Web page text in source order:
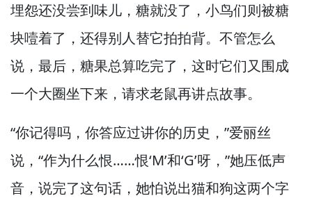
埋怨还没尝到味儿， 糖就没了， 小鸟们则被糖
块噎着了， 还得别人替它拍拍背。 不管怎么
说， 最后， 糖果总算吃完了， 这时它们又围成
一个大圈坐下来， 请求老鼠再讲点故事。
“你记得吗， 你答应过讲你的历史，”爱丽丝
说， “作为什么恨……恨‘M’和‘G’呀，”她压低声
音， 说完了这句话， 她怕说出猫和狗这两个字